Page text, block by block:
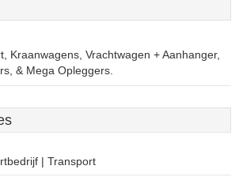
Kraanwagens, Vrachtwagen + Aanhanger,
& Mega Opleggers.
| Transport